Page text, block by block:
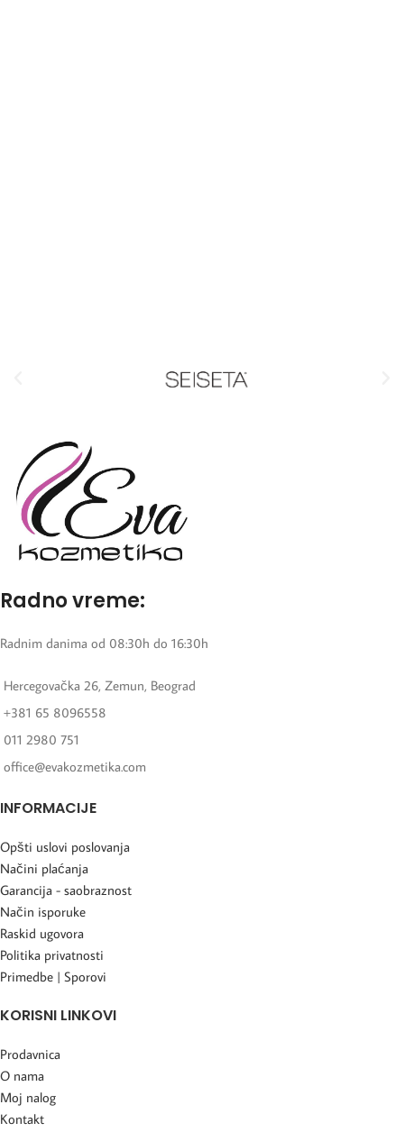
Radno vreme:
Radnim danima od 08:30h do 16:30h
Hercegovačka 26, Zemun, Beograd
+381 65 8096558
011 2980 751
office@evakozmetika.com
INFORMACIJE
Opšti uslovi poslovanja
Načini plaćanja
Garancija - saobraznost
Način isporuke
Raskid ugovora
Politika privatnosti
Primedbe | Sporovi
KORISNI LINKOVI
Prodavnica
O nama
Moj nalog
Kontakt